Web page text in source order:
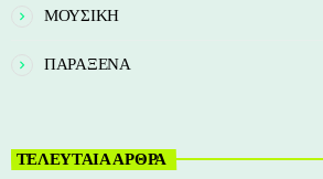
ΜΟΥΣΙΚΗ
ΠΑΡΑΞΕΝΑ
ΤΕΛΕΥΤΑΙΑ ΑΡΘΡΑ